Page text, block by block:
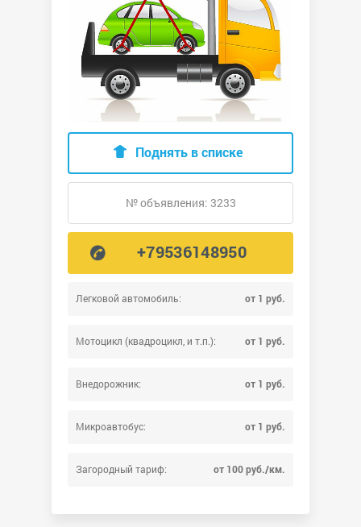
Легковой автомобиль: от 1 руб.
Мотоцикл (квадроцикл, и т.п.): от 1 руб.
Внедорожник: от 1 руб.
Микроавтобус: от 1 руб.
Загородный тариф: от 100 руб./км.
Поднять в списке
№ объявления: 3233
+79536148950